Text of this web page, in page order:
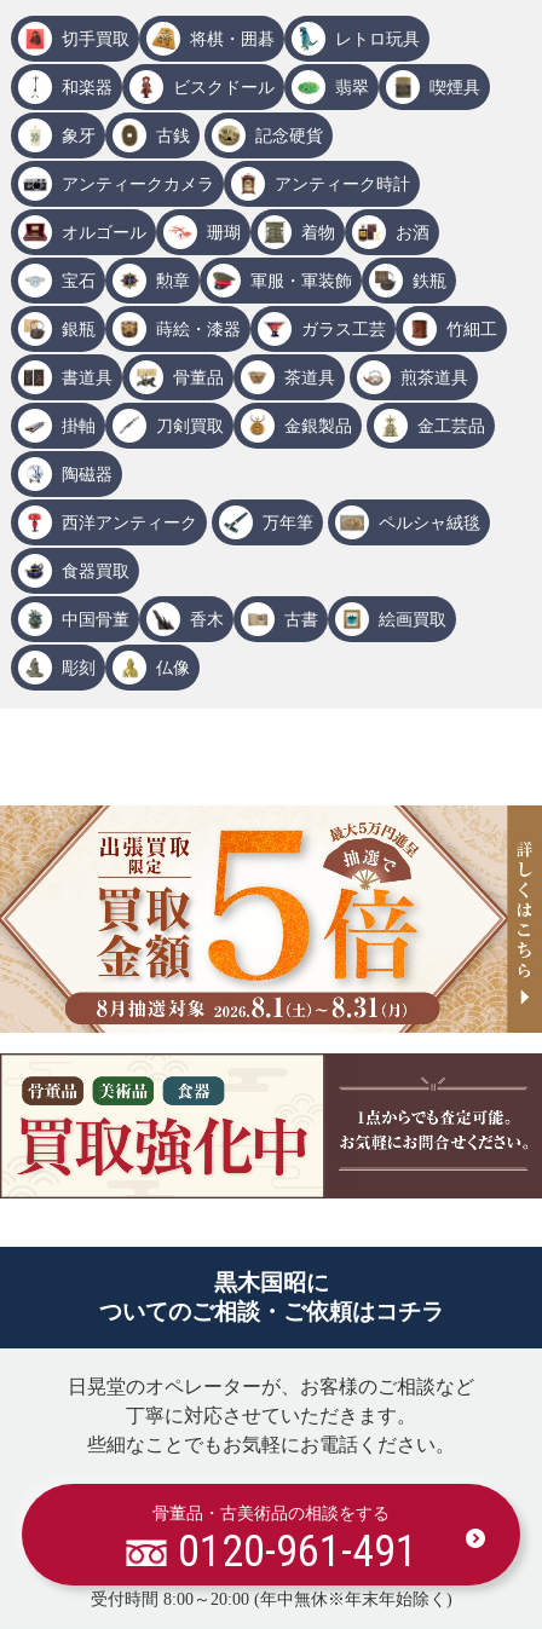
切手買取 将棋・囲碁 レトロ玩具
和楽器 ビスクドール 翡翠 喫煙具
象牙 古銭 記念硬貨
アンティークカメラ アンティーク時計
オルゴール 珊瑚 着物 お酒
宝石 勲章 軍服・軍装飾 鉄瓶
銀瓶 蒔絵・漆器 ガラス工芸 竹細工
書道具 骨董品 茶道具 煎茶道具
掛軸 刀剣買取 金銀製品 金工芸品
陶磁器
西洋アンティーク 万年筆 ペルシャ絨毯
食器買取
中国骨董 香木 古書 絵画買取
彫刻 仏像
黒木国昭に
ついてのご相談・ご依頼はコチラ
日晃堂のオペレーターが、お客様のご相談など
丁寧に対応させていただきます。
些細なことでもお気軽にお電話ください。
骨董品・古美術品の相談をする
0120-961-491
受付時間 8:00～20:00 (年中無休※年末年始除く)